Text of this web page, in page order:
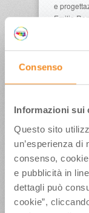
Consenso
Informazioni sui
Questo sito
un’esperienza di
consenso,
e pubblicità in
dettagli può
cookie”,
e
Emilia
APT
gestione
materia di
ULTIMI
Venerdì 7
Dolce